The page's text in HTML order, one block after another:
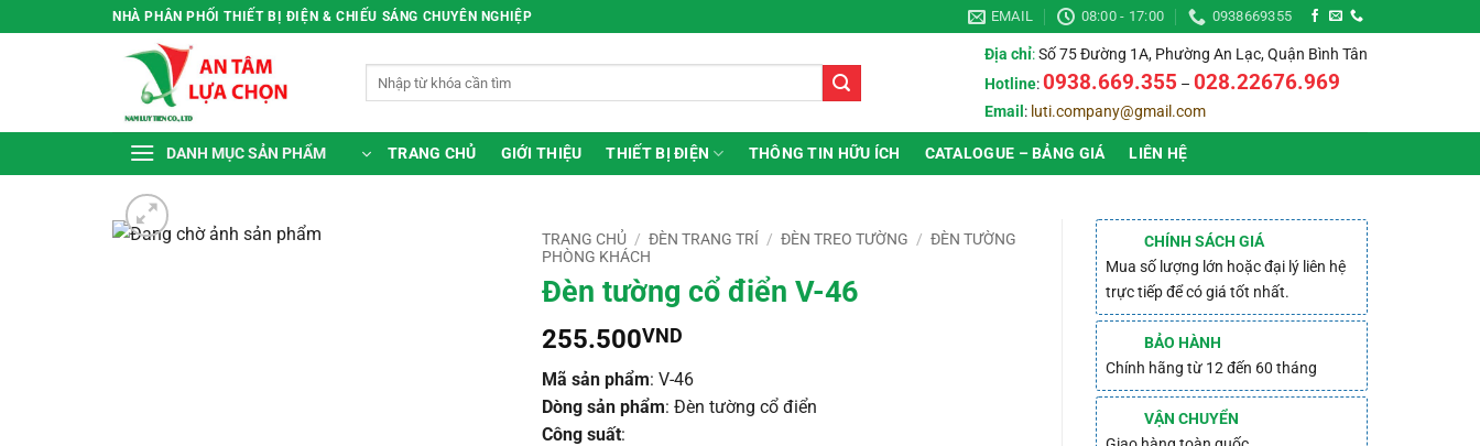
qua
NHÀ PHÂN PHỐI THIẾT BỊ ĐIỆN & CHIẾU SÁNG CHUYÊN NGHIỆP EMAIL 08:00 - 17:00 0938669355
Địa chỉ:Số 75 Đường 1A, Phường An Lạc, Quận Bình Tân
Hotline:0938.669.355 – 028.22676.969
Email : luti.company@gmail.com
DANH MỤC SẢN PHẨM TRANG CHỦ GIỚI THIỆU THIẾT BỊ ĐIỆN THÔNG TIN HỮU ÍCH CATALOGUE – BẢNG GIÁ LIÊN HỆ
TRANG CHỦ / ĐÈN TRANG TRÍ / ĐÈN TREO TƯỜNG / ĐÈN TƯỜNG
PHÒNG KHÁCH
Đèn tường cổ điển V-46
255.500VND
Mã sản phẩm: V-46
Dòng sản phẩm: Đèn tường cổ điển
Công suất:
CHÍNH SÁCH GIÁ
Mua số lượng lớn hoặc đại lý liên hệ
trực tiếp để có giá tốt nhất.
BẢO HÀNH
Chính hãng từ 12 đến 60 tháng
VẬN CHUYỂN